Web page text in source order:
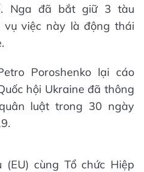
Nga đã bắt giữ 3 tàu
vụ việc này là động thái
Poroshenko lại cáo
hội Ukraine đã thông
luật trong 30 ngày
cùng Tổ chức Hiệp